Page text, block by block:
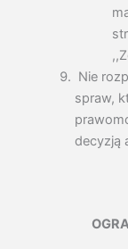
Nie
spraw,
decyzją